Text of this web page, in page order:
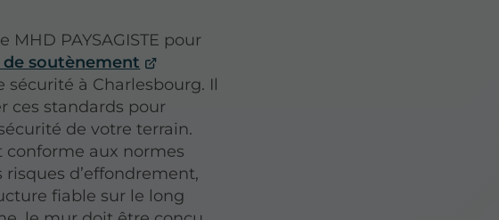
MHD PAYSAGISTE pour
soutènement
à Charlesbourg. Il
ces standards pour
de votre terrain.
aux normes
d’effondrement,
fiable sur le long